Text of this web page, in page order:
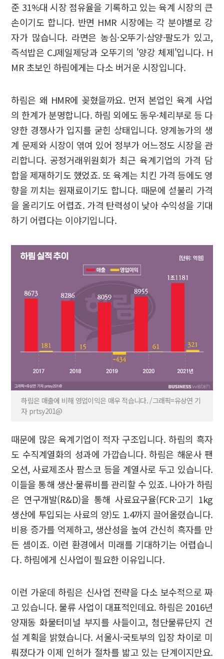
준 31%대 시장 점유율을 기록하고 있는 육계 시장의 큰
손이기도 합니다. 반면 HMR 시장에는 각 분야별로 강
자가 많습니다. 라면은 농심·오뚜기·삼양·팔도가 있고,
즉석밥은 CJ제일제당과 오뚜기의 '양강 체제'입니다. H
MR 초보인 하림에게는 다소 버거운 시장입니다.
하림은 왜 HMR에 꽂혔을까요. 먼저 본업인 육계 사업
의 한계가 분명합니다. 하림 외에도 동우·체리부로 등 다
양한 경쟁사가 입지를 굳힌 상태입니다. 양계농가의 생
계 문제와 시장이 엮여 있어 정부가 어느정도 시장을 관
리합니다. 공정거래위원회가 최근 육계기업의 가격 담
합을 제재하기도 했었죠. 또 육계는 치킨 가격 등에도 영
향을 끼치는 원재료이기도 합니다. 때문에 섣불리 가격
을 올리기도 어렵죠. 가격 탄력성이 낮아 수익성을 기대
하기 어렵다는 이야기입니다.
하림은 매출에 비해 영업이익은 매우 적습니다. /그래픽=유상연 기
자 prtsy201@
때문에 많은 육계기업이 적자 구조입니다. 하림의 흑자
도 수직계열화의 성과에 가깝습니다. 하림은 해운사 팬
오션, 사료제조사 팜스코 등을 계열사로 두고 있습니다.
이들을 통해 생산·물류비를 관리할 수 있죠. 나아가 하림
은 연구개발(R&D)을 통해 사료요구율(FCR·고기 1kg
생산에 투입되는 사료의 양)도 1.4까지 끌어올렸습니다.
비용 증가를 억제하고, 생산성을 높여 간신히 흑자를 만
든 셈이죠. 이런 환경에서 미래를 기대하기는 어렵습니
다. 하림에게 신사업이 필요한 이유입니다.
이런 가운데 하림은 신사업 전략을 다소 보수적으로 짜
고 있습니다. 물류 사업이 대표적인데요. 하림은 2016년
양재동 화물터미널 부지를 사들이고, 첨단물류단지 건
설 계획을 밝혔습니다. 서울시·국토부의 입장 차이로 미
뤄졌다가 이제 인허가 절차를 밟고 있는 단계이지만요.